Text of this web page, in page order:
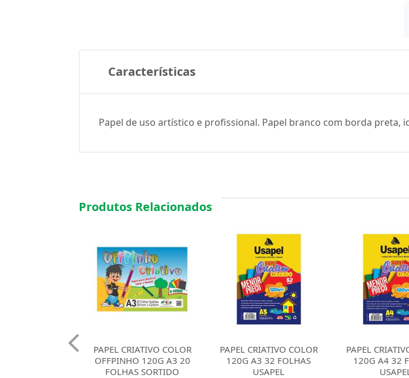
Características
Papel de uso artístico e profissional. Papel branco com borda
Produtos Relacionados
PAPEL CRIATIVO COLOR
120G A3 32 FOLHAS
USAPEL
PAPEL CRIATIVO COLOR
120G A4 32 FOLHAS
USAPEL
PAPEL
180G A3 32